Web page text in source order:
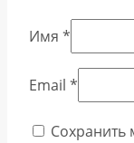
Имя *
Email *
Сохранить